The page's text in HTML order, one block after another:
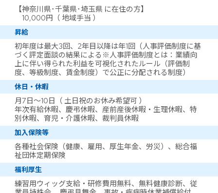
【神奈川県･千葉県･埼玉県 に在住の方】
10,000円（ 地域手当 ）
昇給
初年度は最大3回、2年目以降は年1回（人事評価制度に基
づく評定面談の結果による※人事評価制度とは：業績向
上に伴い得られた利益を可視化されたルール（評価制
度、等級制度、賃金制度）で公正に分配される制度）
休日・休暇
月7日～10日（ 土日祝のお休み希望可 ）
年次有給休暇、慶弔休暇、産前産後休暇・生理休暇、特
別休暇、育児・介護休暇、裁判員休暇
加入保険等
各種社会保険（健康、雇用、厚生年金、労災）、総合福
祉団体定期保険
福利厚生
練習用ウィッグ支給・研修費用無料、無料健康診断、従